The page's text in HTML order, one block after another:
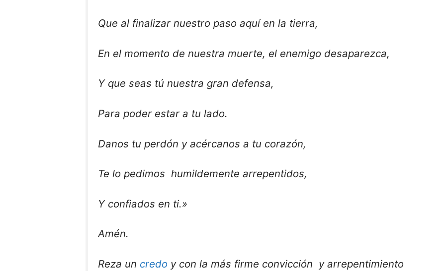
Que al finalizar nuestro paso aquí en la tierra,
En el momento de nuestra muerte, el enemigo desaparezca,
Y que seas tú nuestra gran defensa,
Para poder estar a tu lado.
Danos tu perdón y acércanos a tu corazón,
Te lo pedimos humildemente arrepentidos,
Y confiados en ti.»
Amén.
Reza un credo y con la más firme convicción y arrepentimiento